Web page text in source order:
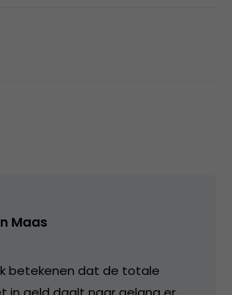
Maas
betekenen dat de totale